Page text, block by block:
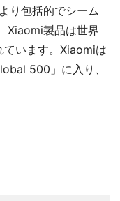
り包括的でシーム
Xiaomi製品は世界
います。Xiaomiは
500」に入り、